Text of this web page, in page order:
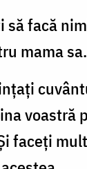
să facă
mama sa.
voastră
faceţi